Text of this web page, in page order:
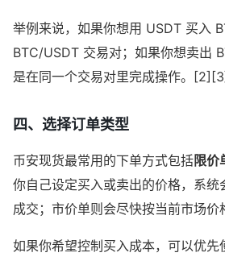
举例来说，如果你想用 USDT 买入
BTC/USDT 交易对；如果你想卖出
是在同一个交易对里完成操作。
四、选择订单类型
币安现货最常用的下单方式包括限价
你自己设定买入或卖出的价格，系统
成交；市价单则会尽快按当前市场
如果你希望控制买入成本，可以优先